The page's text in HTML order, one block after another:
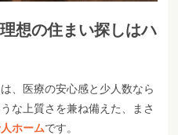
想の住まい探しはハ
、医療の安心感と少人数なら
な上質さを兼ね備えた、まさ
ホームです。